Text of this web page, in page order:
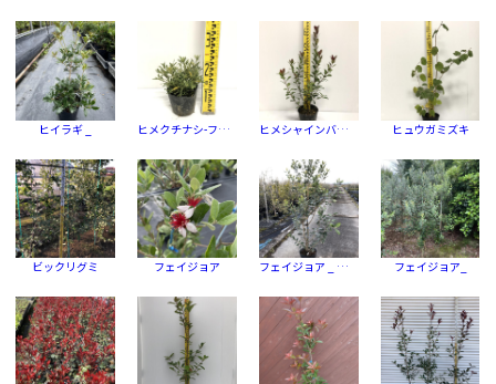
ヒイラギ _ ヒメクチナシ-フイリ ヒメシャインバイ（ウスベニバナシャリンバイ） ヒュウガミズキ
ビックリグミ フェイジョア フェイジョア _ マリアン フェイジョア_